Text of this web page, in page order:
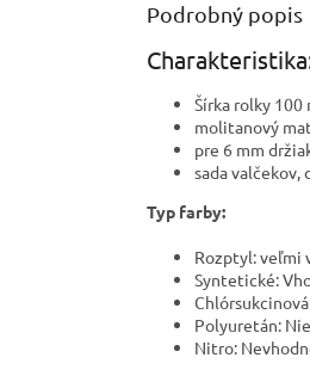
Podrobný popis
Šírka rolky 100
molitanový
pre 6 mm
sada valčekov,
Typ farby:
Rozptyl: veľmi
Syntetické:
Polyuretán:
Nitro: